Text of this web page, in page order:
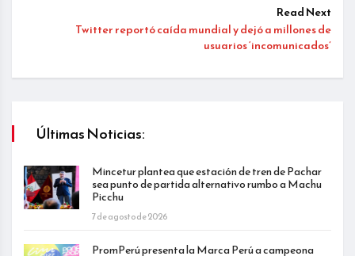
Read Next
Twitter reportó caída mundial y dejó a millones de
usuarios ‘incomunicados’
Últimas Noticias:
Mincetur plantea que estación de tren de Pachar
sea punto de partida alternativo rumbo a Machu
Picchu
7 de agosto de 2026
PromPerú presenta la Marca Perú a campeona